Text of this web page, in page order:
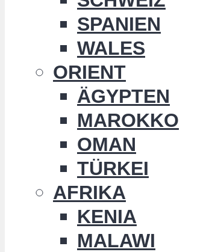
SPANIEN
WALES
ORIENT
ÄGYPTEN
MAROKKO
OMAN
TÜRKEI
AFRIKA
KENIA
MALAWI